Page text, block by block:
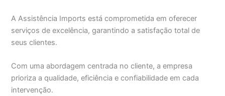
A Assistência Imports está comprometida em oferecer
serviços de excelência, garantindo a satisfação total de
seus clientes.
Com uma abordagem centrada no cliente, a empresa
prioriza a qualidade, eficiência e confiabilidade em cada
intervenção.